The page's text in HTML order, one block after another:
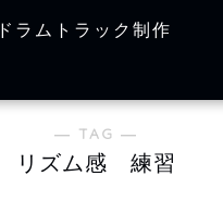
ドラムトラック制作
― TAG ―
リズム感 練習